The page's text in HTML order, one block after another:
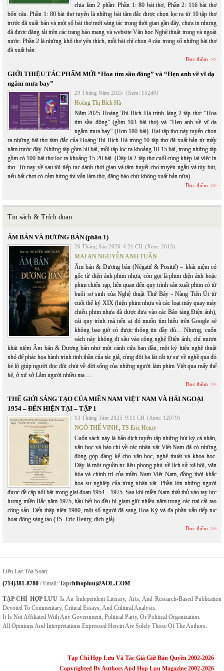
chia làm 2 phần: Phần 1: 80 bài thơ, Phần 2: 116 bài thơ
bốn câu. Phần 1: 80 bài thơ tuyển là những bài tâm đắc được chọn lọc ra từ 10 tập thơ
trước đã xuất bản và một số bài thơ mới sáng tác trong thời gian gần đây, chưa in nhưng
đã được đăng tải trên các trang báo mạng và website Văn học Nghệ thuật trong và ngoài
nước. Phần 2 là những khổ thơ yêu thích, mỗi bài chỉ chon 4 câu trong số những bài thơ
đã xuất bản.
Đọc thêm
GIỚI THIỆU TÁC PHẨM MỚI “Hoa tím sầu đông” và “Hẹn anh về vĩ dạ
ngắm mưa bay”
29 Tháng Năm 2025 (Xem: 15249)
Hoàng Thị Bích Hà
Năm 2025 Hoàng Thị Bích Hà trình làng 2 tập thơ: “Hoa
tím sầu đông” (gồm 103 bài thơ) và “Hẹn anh về vĩ dạ
ngắm mưa bay” (Hơn 180 bài). Hai tập thơ này tuyển chọn
ra những bài thơ tâm đắc của Hoàng Thị Bích Hà trong 10 tập thơ đã xuất bản từ mấy
năm trước đây. Những tập gồm 50 bài, mỗi tập lọc ra khoảng 10-15 bài, trong những tập
gồm có 100 bài thơ lọc ra khoảng 15-20 bài. (Đây là 2 tập thơ cuối cùng khép lại việc in
thơ. Từ nay về sau tôi tiếp tục dành thời gian và tâm huyết cho truyện ngắn và tùy bút,
nếu bất chợt có cảm hứng thì vẫn làm thơ, đăng báo chứ không xuất bản nữa).
Đọc thêm
Tin sách & Trích đoạn
ÂM BẢN VÀ DƯƠNG BẢN (phần 1)
26 Tháng Sáu 2026 4:21 CH (Xem: 2613)
MAI AN NGUYỄN ANH TUẤN
Âm bản & Dương bản (Négatif & Positif) – khái niệm có
gốc từ điện ảnh phim nhựa, còn gọi là phim điện ảnh hoặc
phim chiếu rạp, liên quan đến quy trình sản xuất phim có từ
buổi sơ sinh của Nghệ thuật Thứ Bảy - Nàng Tiên Út từ
cuối thế kỷ XIX (hiện phim nhựa và các loại máy quay máy
chiếu phim nhựa đã được đưa vào các Bảo tàng Điện ảnh),
cái quy trình mà nếu ai đó muốn tìm hiểu trên Google sẽ
không bao giờ có được thông tin đầy đủ… Nhưng, cuốn
sách này không đi sâu vào công nghệ Điện ảnh, chỉ mượn
khái niệm Âm bản & Dương bản như một cánh cửa ban đầu, một ký hiệu nghệ thuật
nhỏ để phác họa hành trình tinh thần của tác giả, cùng đôi ba lát cắt tự sự về nghề qua đó
hé lộ giúp người đọc đôi chút về đời sống của những người làm phim Việt qua mấy thế
hệ, ở xứ sở Lắm người nhiều ma …
Đọc thêm
THẾ GIỚI SÁNG TẠO CỦA MIỀN NAM VIỆT NAM VÀ HẢI NGOẠI
1954 – ĐẾN HIỆN TẠI – TẬP 1
13 Tháng Tám 2025 9:11 CH (Xem: 12079)
NGÔ THẾ VINH TS Eric Henry
Cuốn sách này là bản dịch tuyển tập những bút ký cá nhân,
văn học và báo chí về các nhân vật Việt Nam đã có những
đóng góp đáng kể cho văn học, nghệ thuật và khoa học.
Đây là một nguồn tư liệu phong phú về lịch sử xã hội, văn
hóa và chính trị của miền Nam Việt Nam, đồng thời khắc
họa sự nghiệp của từng nhân vật. Phần lớn những người
được đề cập nổi bật trong giai đoạn 1954 – 1975. Sau khi miền Nam thất thủ vào tay lực
lượng miền Bắc năm 1975, hầu hết họ đều bị giam giữ nhiều năm trong các trại cải tạo
cộng sản. Đến thập niên 1980, một số người đã sang Hoa Kỳ và đa phần vẫn tiếp tục
hoạt động sáng tạo.(TS. Eric Henry, dịch giả)
Đọc thêm
Liên Lạc Tòa Soạn:
(714)381-8780 / Email: TapcHihopluu@AOL.COM
TẠP CHÍ HỢP LƯU Is An Independent Literary, Arts, And Research-Based Publication
Devoted To Commentary, Critical Essays, And Cultural Analysis.
It Is Not Affiliated With Any Government, Political Party, Or Political Organization.
All Opinions And Interpretations Expressed Herein Are Solely Those Of The Authors.
Tạp Chí Hợp Lưu Và Tác Giả Giữ Bản Quyền 2002-2026
Copyrighted By Authors And Hop Luu Magazine 2002-2026